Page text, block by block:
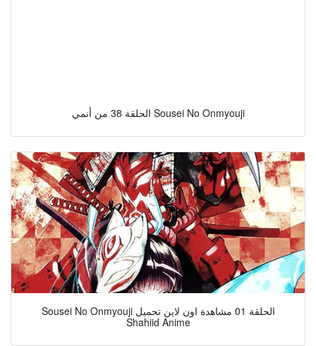
الحلقة 38 من أنمي Sousei No Onmyouji
Sousei No Onmyouji الحلقة 01 مشاهدة اون لاين تحميل
Shahiid Anime